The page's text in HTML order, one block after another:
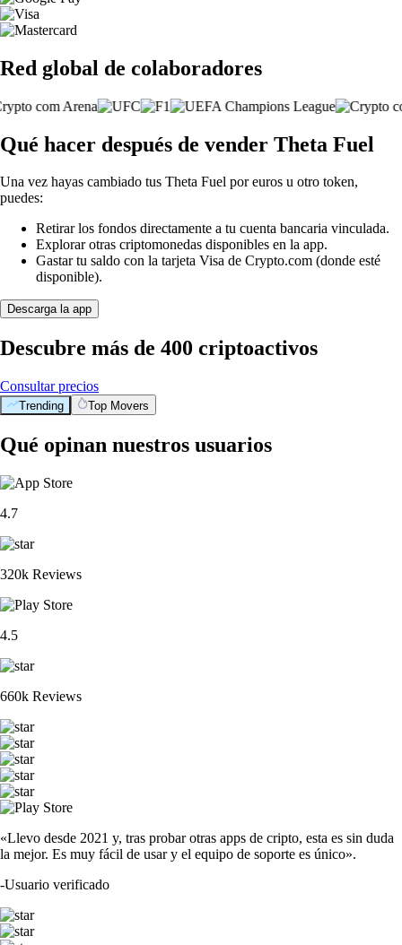
Red global de colaboradores
Qué hacer después de vender Theta Fuel
Una vez hayas cambiado tus Theta Fuel por euros u otro token,
puedes:
Retirar los fondos directamente a tu cuenta bancaria vinculada.
Explorar otras criptomonedas disponibles en la app.
Gastar tu saldo con la tarjeta Visa de Crypto.com (donde esté
disponible).
Descarga la app
Descubre más de 400 criptoactivos
Consultar precios
Trending Top Movers
Qué opinan nuestros usuarios
4.7
320k Reviews
4.5
660k Reviews
«Llevo desde 2021 y, tras probar otras apps de cripto, esta es sin duda
la mejor. Es muy fácil de usar y el equipo de soporte es único».
-Usuario verificado